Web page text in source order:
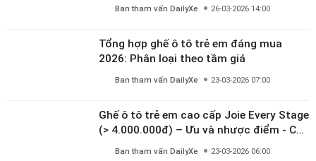
Ban tham vấn DailyXe 26-03-2026 14:00
Tổng hợp ghế ô tô trẻ em đáng mua
2026: Phân loại theo tầm giá
Ban tham vấn DailyXe 23-03-2026 07:00
Ghế ô tô trẻ em cao cấp Joie Every Stage
(> 4.000.000đ) – Ưu và nhược điểm - Có
đáng đầu tư cho bé từ 0–12 tuổi?
Ban tham vấn DailyXe 23-03-2026 06:00